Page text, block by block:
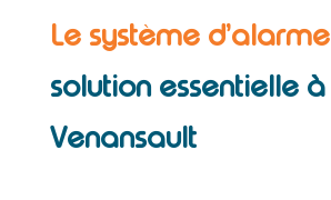
Le système d’alarme
solution essentielle à
Venansault